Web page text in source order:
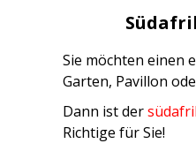
Sie möchten einen
Garten, Pavillon
Dann ist der
Richtige für Sie!